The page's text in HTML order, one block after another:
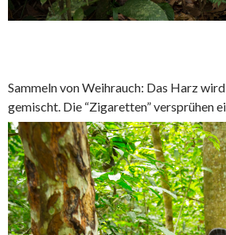
Sammeln von Weihrauch: Das Harz
gemischt. Die “Zigaretten” versprühen